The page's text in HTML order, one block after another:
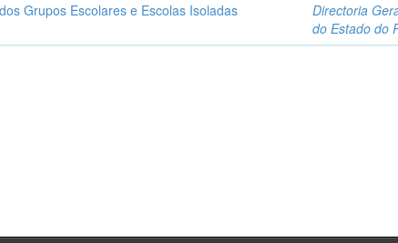
Grupos Escolares e Escolas Isoladas
Directoria
do Estado do